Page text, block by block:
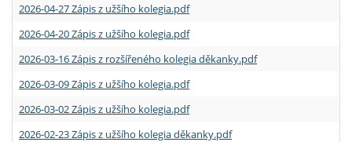
2026-04-27 Zápis z užšího kolegia.pdf
2026-04-20 Zápis z užšího kolegia.pdf
2026-03-16 Zápis z rozšířeného kolegia děkanky.pdf
2026-03-09 Zápis z užšího kolegia.pdf
2026-03-02 Zápis z užšího kolegia.pdf
2026-02-23 Zápis z užšího kolegia děkanky.pdf